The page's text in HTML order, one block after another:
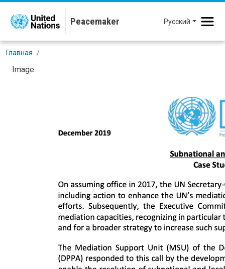
Перейти к основному содержанию
Русский
Главная
Image